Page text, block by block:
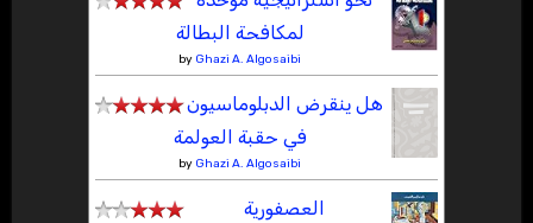
لمكافحة البطالة
by Ghazi A. Algosaibi
هل ينقرض الدبلوماسيون
في حقبة العولمة
by Ghazi A. Algosaibi
العصفورية